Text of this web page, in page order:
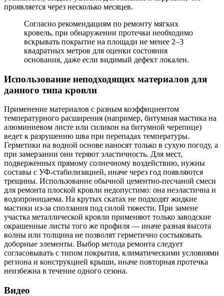
проявляется через несколько месяцев.
Согласно рекомендациям по ремонту мягких
кровель, при обнаружении протечки необходимо
вскрывать покрытие на площади не менее 2–3
квадратных метров для оценки состояния
основания, даже если видимый дефект локален.
Использование неподходящих материалов для
данного типа кровли
Применение материалов с разным коэффициентом
температурного расширения (например, битумная мастика на
алюминиевом листе или силикон на битумной черепице)
ведет к разрушению шва при перепадах температуры.
Герметики на водной основе наносят только в сухую погоду, а
при замерзании они теряют эластичность. Для мест,
подверженных прямому солнечному воздействию, нужны
составы с УФ-стабилизацией, иначе через год появляются
трещины. Использование обычной цементно-песчаной смеси
для ремонта плоской кровли недопустимо: она неэластична и
водопроницаема. На крутых скатах не подходят жидкие
мастики из-за сползания под силой тяжести. При замене
участка металлической кровли применяют только заводские
окрашенные листы того же профиля — иначе разная высота
волны или толщина не позволят герметично состыковать
доборные элементы. Выбор метода ремонта следует
согласовывать с типом покрытия, климатическими условиями
региона и конструкцией крыши, иначе повторная протечка
неизбежна в течение одного сезона.
Видео